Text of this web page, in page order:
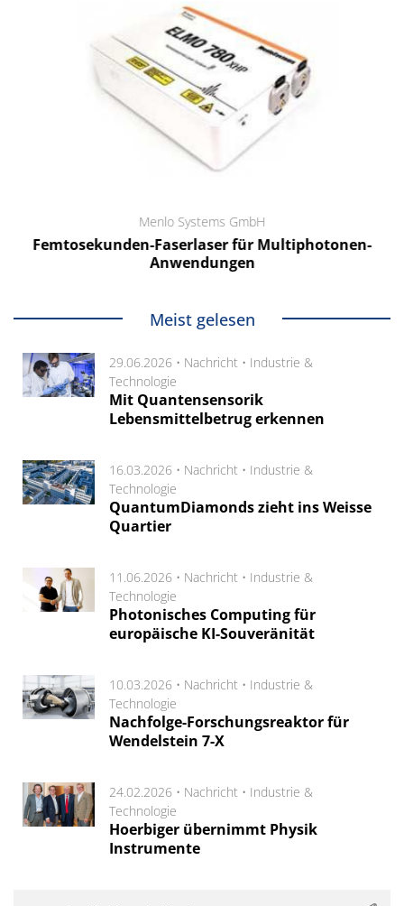
Menlo Systems GmbH
Femtosekunden-Faserlaser für Multiphotonen-
Anwendungen
Meist gelesen
29.06.2026 • Nachricht • Industrie &
Technologie
Mit Quantensensorik
Lebensmittelbetrug erkennen
16.03.2026 • Nachricht • Industrie &
Technologie
QuantumDiamonds zieht ins Weisse
Quartier
11.06.2026 • Nachricht • Industrie &
Technologie
Photonisches Computing für
europäische KI-Souveränität
10.03.2026 • Nachricht • Industrie &
Technologie
Nachfolge-Forschungsreaktor für
Wendelstein 7-X
24.02.2026 • Nachricht • Industrie &
Technologie
Hoerbiger übernimmt Physik
Instrumente